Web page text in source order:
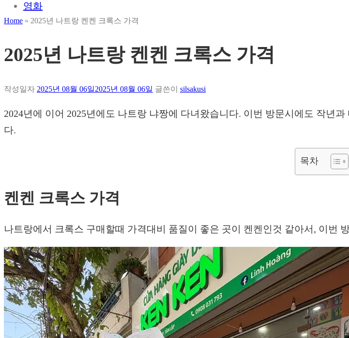
영화
Home » 2025년 나트랑 켄켄 크록스 가격
2025년 나트랑 켄켄 크록스 가격
작성일자 2025년 08월 06일2025년 08월 06일 글쓴이 silsakusi
2024년에 이어 2025년에도 나트랑 냐짱에 다녀왔습니다. 이번 방문시에도 작년
다.
목차
켄켄 크록스 가격
나트랑에서 크록스 구매할때 가격대비 품질이 좋은 곳이 켄켄인것 같아서, 이번